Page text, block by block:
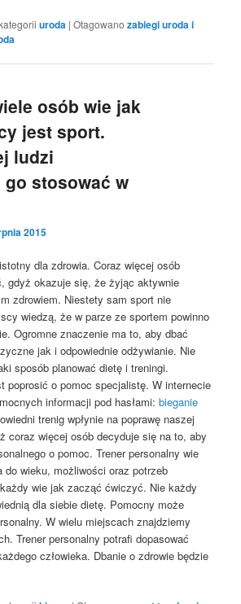
uroda |Otagowano zabiegi uroda i
osób wie jak
jest sport.
ludzi
stosować w
2015
dla zdrowia. Coraz więcej osób
gdyż okazuje się, że żyjąc aktywnie
zdrowiem. Niestety sam sport nie
wiedzą, że w parze ze sportem powinno
Ogromne znaczenie ma to, aby dbać
jak i odpowiednie odżywianie. Nie
sposób planować dietę i treningi.
poprosić o pomoc specjalistę. W internecie
informacji pod hasłami:bieganie
trenig wpłynie na poprawę naszej
coraz więcej osób decyduje się na to, aby
o pomoc. Trener personalny wie
do wieku, możliwości oraz potrzeb
wie jak zacząć ćwiczyć. Nie każdy
dla siebie dietę. Pomocny może
W wielu miejscach znajdziemy
Trener personalny potrafi dopasować
człowieka. Dbanie o zdrowie będzie